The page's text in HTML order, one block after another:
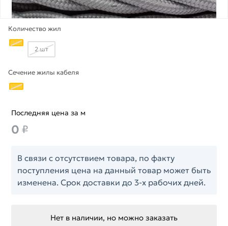
Количество жил
2 шт
Сечение жилы кабеля
Последняя цена за м
0 ₽
В связи с отсутствием товара, по факту
поступления цена на данный товар может быть
изменена. Срок доставки до 3-х рабочих дней.
Нет в наличии, но можно заказать